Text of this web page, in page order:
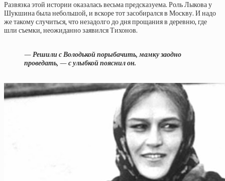
Развязка этой истории оказалась весьма предсказуема. Роль Лыкова у
Шукшина была небольшой, и вскоре тот засобирался в Москву. И надо
же такому случиться, что незадолго до дня прощания в деревню, где
шли съемки, неожиданно заявился Тихонов.
— Решили с Володькой порыбачить, мамку заодно
проведать, — с улыбкой пояснил он.